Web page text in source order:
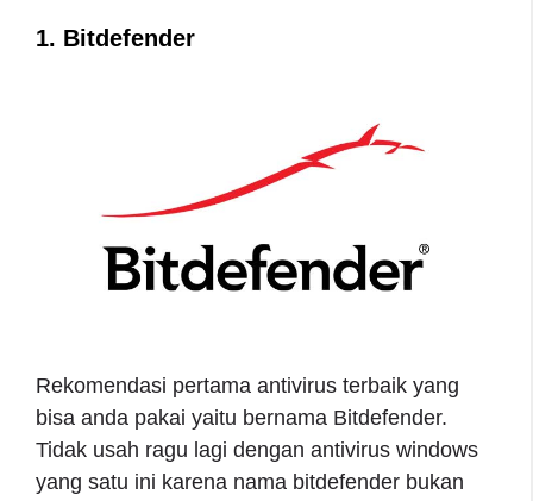
1. Bitdefender
Rekomendasi pertama antivirus terbaik yang
bisa anda pakai yaitu bernama Bitdefender.
Tidak usah ragu lagi dengan antivirus windows
yang satu ini karena nama bitdefender bukan